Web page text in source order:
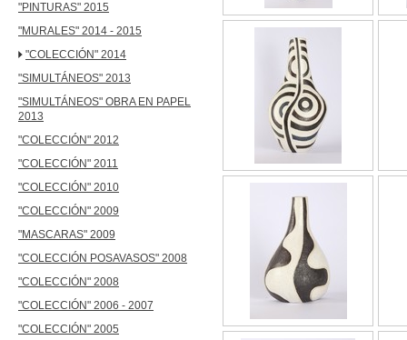
"PINTURAS" 2015
"MURALES" 2014 - 2015
"COLECCIÓN" 2014
"SIMULTÁNEOS" 2013
"SIMULTÁNEOS" OBRA EN PAPEL
2013
"COLECCIÓN" 2012
"COLECCIÓN" 2011
"COLECCIÓN" 2010
"COLECCIÓN" 2009
"MASCARAS" 2009
"COLECCIÓN POSAVASOS" 2008
"COLECCIÓN" 2008
"COLECCIÓN" 2006 - 2007
"COLECCIÓN" 2005